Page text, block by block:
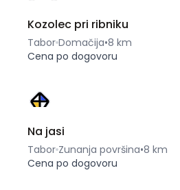
Kozolec pri ribniku
Tabor Domačija•8 km
Cena po dogovoru
Na jasi
Tabor Zunanja površina•8 km
Cena po dogovoru